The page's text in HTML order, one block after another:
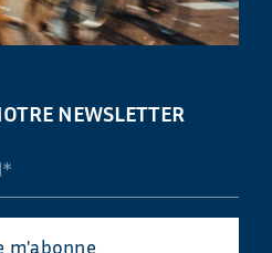
NEWSLETTER
m'abonne